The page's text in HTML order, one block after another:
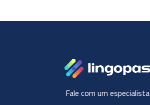
Fale com um especialista